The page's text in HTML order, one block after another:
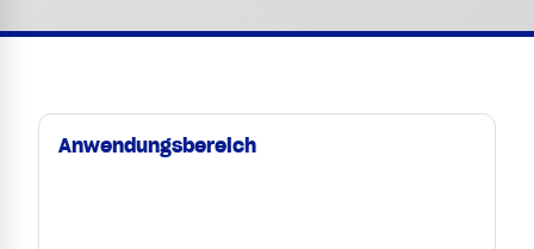
Anwendungsbereich